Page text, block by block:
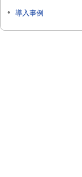
導入事例